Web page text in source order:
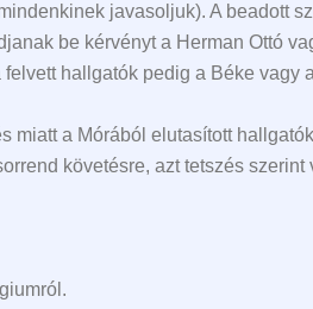
javasoljuk). A beadott
be kérvényt a Herman Ottó
hallgatók pedig a Béke vagy
miatt a Mórából elutasított
követésre, azt tetszés szerint